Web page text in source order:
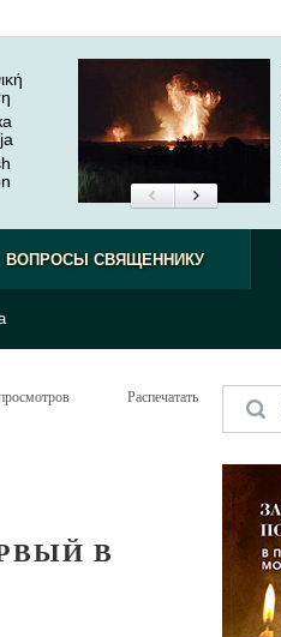
ВОПРОСЫ СВЯЩЕННИКУ
Распечатать
В